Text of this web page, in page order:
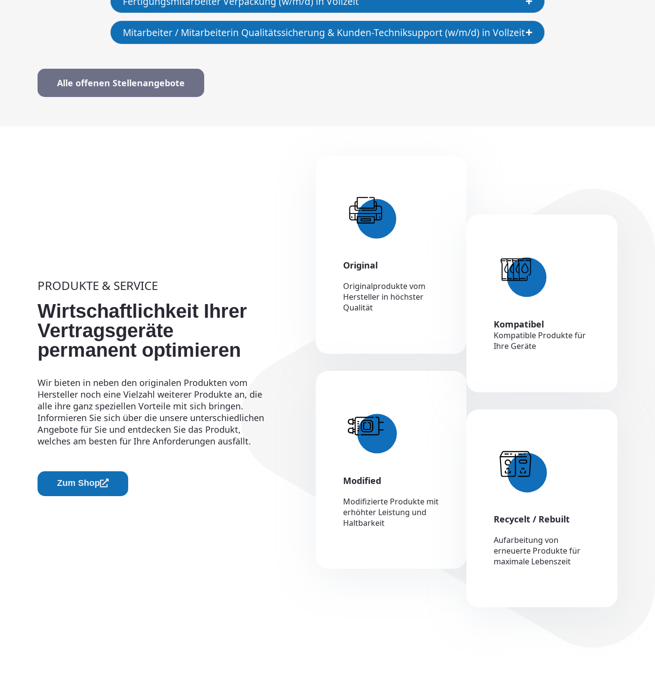
Mitarbeiter / Mitarbeiterin Qualitätssicherung & Kunden-Techniksupport (w/m/d) in Vollzeit
Alle offenen Stellenangebote
PRODUKTE & SERVICE
Wirtschaftlichkeit Ihrer
Vertragsgeräte
permanent optimieren
Wir bieten in neben den originalen Produkten vom
Hersteller noch eine Vielzahl weiterer Produkte an, die
alle ihre ganz speziellen Vorteile mit sich bringen.
Informieren Sie sich über die unsere unterschiedlichen
Angebote für Sie und entdecken Sie das Produkt,
welches am besten für Ihre Anforderungen ausfällt.
Zum Shop
Original
Originalprodukte vom
Hersteller in höchster
Qualität
Modified
Modifizierte Produkte mit
erhöhter Leistung und
Haltbarkeit
Kompatibel
Kompatible Produkte für
Ihre Geräte
Recycelt / Rebuilt
Aufarbeitung von
erneuerte Produkte für
maximale Lebenszeit